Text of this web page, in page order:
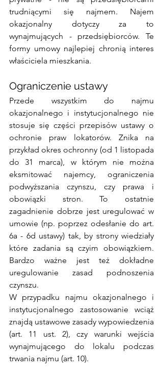
trudniącymi się najmem. Najem
okazjonalny dotyczy za to
wynajmujących - przedsiębiorców. Te
formy umowy najlepiej chronią interes
właściciela mieszkania.
Ograniczenie ustawy
Przede wszystkim do najmu
okazjonalnego i instytucjonalnego nie
stosuje się części przepisów ustawy o
ochronie praw lokatorów. Znika na
przykład okres ochronny (od 1 listopada
do 31 marca), w którym nie można
eksmitować najemcy, ograniczenia
podwyższania czynszu, czy prawa i
obowiązki stron. To ostatnie
zagadnienie dobrze jest uregulować w
umowie (np. poprzez odesłanie do art.
6a - 6d ustawy) tak, by strony wiedziały
które zadania są czyim obowiązkiem.
Bardzo ważne jest też dokładne
uregulowanie zasad podnoszenia
czynszu.
W przypadku najmu okazjonalnego i
instytucjonalnego zastosowanie wciąż
znajdą ustawowe zasady wypowiedzenia
(art. 11 ust. 2), czy warunki wejścia
wynajmującego do lokalu podczas
trwania najmu (art. 10).